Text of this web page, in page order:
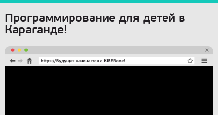
Программирование для детей в
Караганде!